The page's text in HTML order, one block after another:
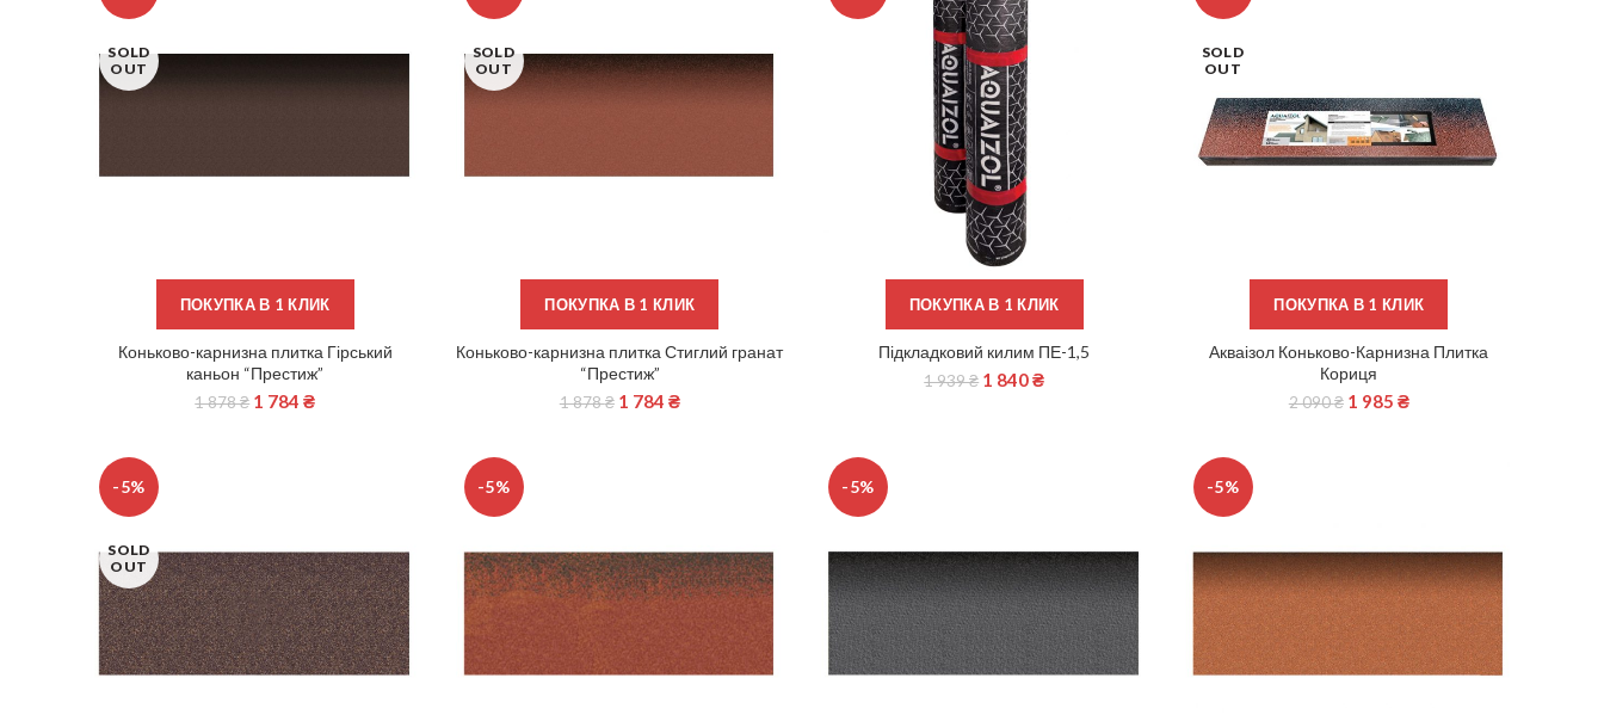
SOLD
OUT
ПОКУПКА В 1 КЛИК
ЧИТАТИ ДАЛІ
Коньково-карнизна плитка Гірський
каньон “Престиж”
1 878₴ 1 784₴
SOLD
OUT
ПОКУПКА В 1 КЛИК
ЧИТАТИ ДАЛІ
Коньково-карнизна плитка Стиглий гранат
“Престиж”
1 878₴ 1 784 ₴
ПОКУПКА В 1 КЛИК
ДОДАТИ В КОШИК
Підкладковий килим ПЕ-1,5
1 939₴ 1 840₴
SOLD
OUT
ПОКУПКА В 1 КЛИК
ЧИТАТИ ДАЛІ
Акваізол Коньково-Карнизна Плитка
Кориця
2 090₴ 1 985 ₴
-5%
SOLD
OUT
-5% -5% -5%